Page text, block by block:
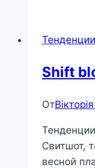
Тенденции
Shift
От
Свитшот,
весной